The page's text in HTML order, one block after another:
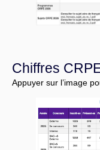
Chiffres
Appuyer sur l’image